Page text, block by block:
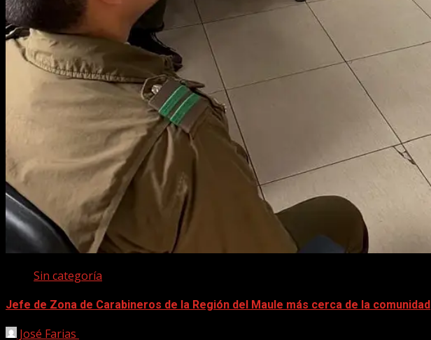
Sin categoría
Jefe de Zona de Carabineros de la Región del Maule más cerca de la comunidad
José Farias